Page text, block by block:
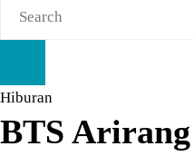
Hiburan
BTS Arirang